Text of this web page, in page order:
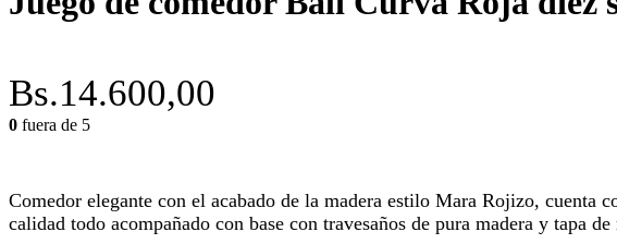
Bs.14.600,00
0 fuera de 5
Comedor elegante con el acabado de la madera estilo Mara Rojizo, cuenta
calidad todo acompañado con base con travesaños de pura madera y tapa